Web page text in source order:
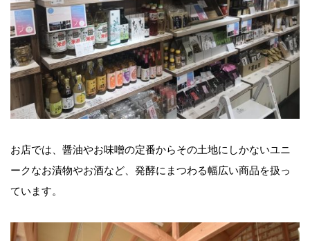
お店では、醤油やお味噌の定番からその土地にしかないユニ
ークなお漬物やお酒など、発酵にまつわる幅広い商品を扱っ
ています。